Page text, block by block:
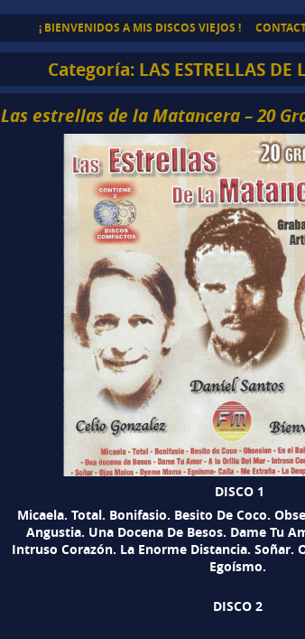
¡ BIENVENIDOS A MIS DISCOS VIEJOS !
Categoría: LAS ESTRELLAS DE
Las estrellas de la Matancera – 20
DISCO 1
Micaela. Total. Bonifasio. Besito De Coco.
Angustia. Una Docena De Besos. Dame Tu
Intruso Corazón. La Enorme Distancia. Soñar.
Egoísmo.
DISCO 2